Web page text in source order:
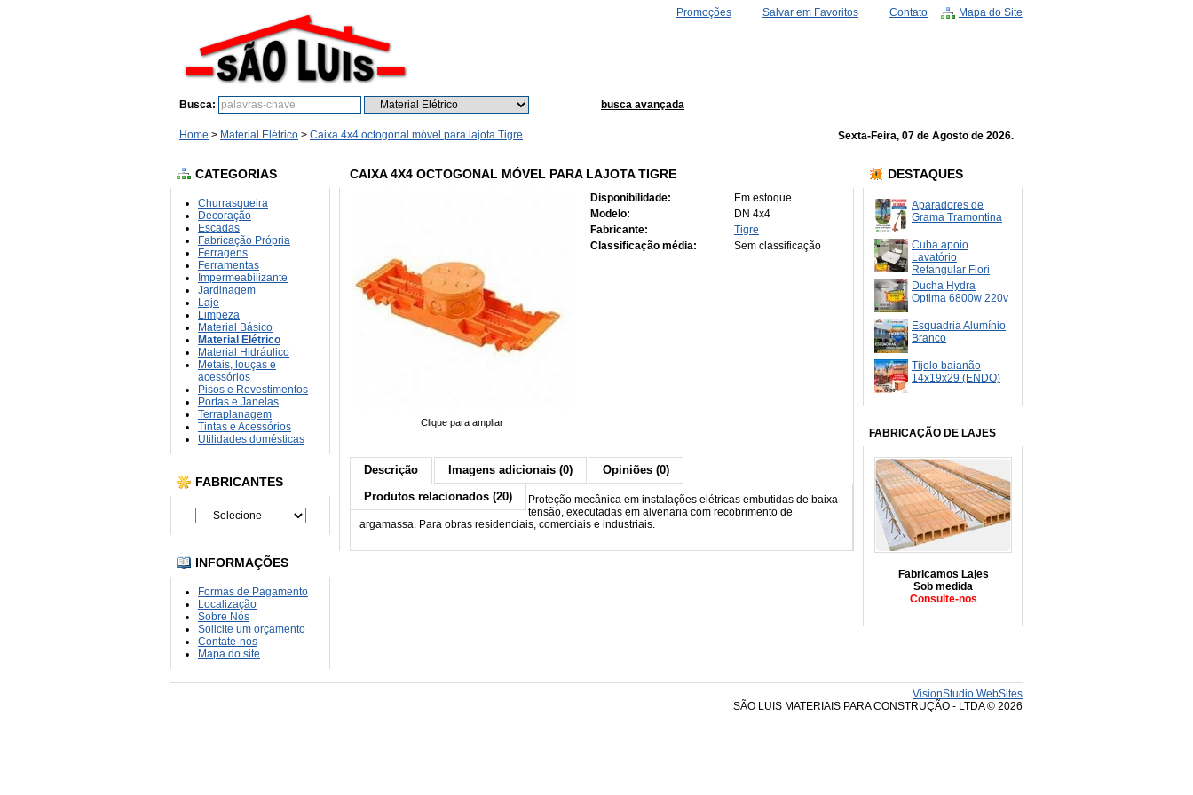
Promoções Salvar em Favoritos Contato Mapa do Site
Busca: busca avançada
Home > Material Elétrico > Caixa 4x4 octogonal móvel para lajota Tigre Sexta-Feira, 07 de Agosto de 2026.
CATEGORIAS
Churrasqueira
Decoração
Escadas
Fabricação Própria
Ferragens
Ferramentas
Impermeabilizante
Jardinagem
Laje
Limpeza
Material Básico
Material Elétrico
Material Hidráulico
Metais, louças e
acessórios
Pisos e Revestimentos
Portas e Janelas
Terraplanagem
Tintas e Acessórios
Utilidades domésticas
FABRICANTES
INFORMAÇÕES
Formas de Pagamento
Localização
Sobre Nós
Solicite um orçamento
Contate-nos
Mapa do site
DESTAQUES
Aparadores de
Grama Tramontina
Cuba apoio
Lavatório
Retangular Fiori
Ducha Hydra
Optima 6800w 220v
Esquadria Alumínio
Branco
Tijolo baianão
14x19x29 (ENDO)
FABRICAÇÃO DE LAJES
Fabricamos Lajes
Sob medida
Consulte-nos
CAIXA 4X4 OCTOGONAL MÓVEL PARA LAJOTA TIGRE
Clique para ampliar
Disponibilidade:
Em estoque
Modelo:
DN 4x4
Fabricante:
Tigre
Classificação média:
Sem classificação
Descrição Imagens adicionais (0)
Opiniões (0)
Produtos relacionados (20)
Proteção mecânica em instalações elétricas embutidas de baixa
tensão, executadas em alvenaria com recobrimento de
argamassa. Para obras residenciais, comerciais e industriais.
VisionStudio WebSites
SÃO LUIS MATERIAIS PARA CONSTRUÇÃO - LTDA © 2026